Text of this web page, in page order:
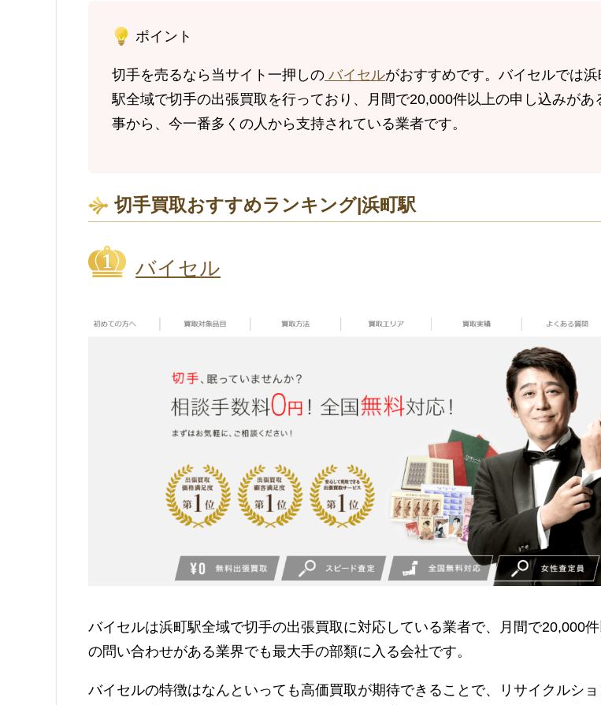
ポイント
切手を売るなら当サイト一押しの バイセルがおすすめです。バイセルでは浜
駅全域で切手の出張買取を行っており、月間で20,000件以上の申し込みがあ
事から、今一番多くの人から支持されている業者です。
切手買取おすすめランキング|浜町駅
バイセル
バイセルは浜町駅全域で切手の出張買取に対応している業者で、月間で20,000
の問い合わせがある業界でも最大手の部類に入る会社です。
バイセルの特徴はなんといっても高価買取が期待できることで、リサイクルシ